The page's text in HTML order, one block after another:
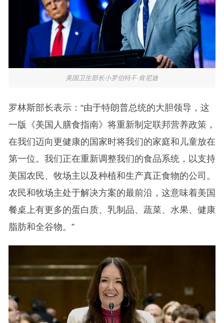
美国卫生部长小罗伯特·F·肯尼迪
罗林斯部长表示：“由于特朗普总统的大胆领导，这
一版《美国人膳食指南》将重新制定联邦营养政策，
在我们迈向更健康的国家时将我们的家庭和儿童放在
第一位。我们正在重新调整我们的食品系统，以支持
美国农民、牧场主以及种植和生产真正食物的公司。
农民和牧场主处于解决方案的最前沿，这意味着美国
餐桌上有更多的蛋白质、乳制品、蔬菜、水果、健康
脂肪和全谷物。”